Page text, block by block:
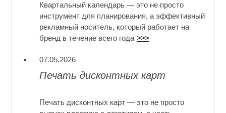
Квартальный календарь — это не просто
инструмент для планирования, а эффективный
рекламный носитель, который работает на
бренд в течение всего года >>>
07.05.2026
Печать дисконтных карт
Печать дисконтных карт — это не просто